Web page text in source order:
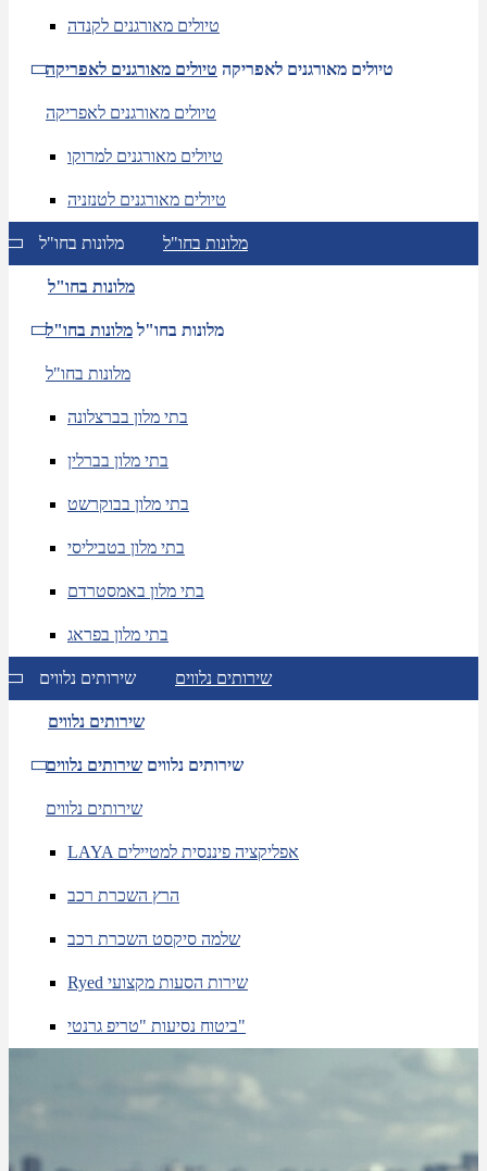
טיולים מאורגנים לקנדה
טיולים מאורגנים לאפריקה טיולים מאורגנים לאפריקה
טיולים מאורגנים לאפריקה
טיולים מאורגנים למרוקו
טיולים מאורגנים לטנזניה
מלונות בחו"ל מלונות בחו"ל
מלונות בחו"ל
מלונות בחו"ל מלונות בחו"ל
מלונות בחו"ל
בתי מלון בברצלונה
בתי מלון בברלין
בתי מלון בבוקרשט
בתי מלון בטביליסי
בתי מלון באמסטרדם
בתי מלון בפראג
שירותים נלווים שירותים נלווים
שירותים נלווים
שירותים נלווים שירותים נלווים
שירותים נלווים
LAYA אפליקציה פיננסית למטיילים
הרץ השכרת רכב
שלמה סיקסט השכרת רכב
Ryed שירות הסעות מקצועי
ביטוח נסיעות "טריפ גרנטי"